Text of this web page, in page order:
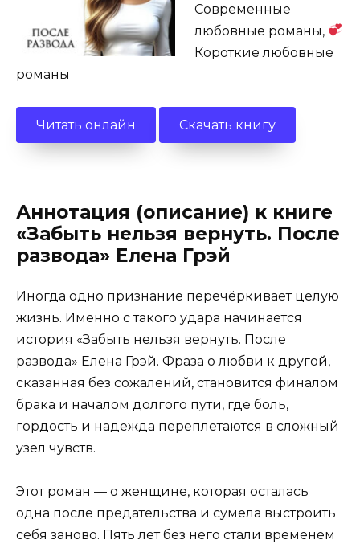
Современные
любовные романы,
Короткие любовные
романы
Читать онлайн Скачать книгу
Аннотация (описание) к книге
«Забыть нельзя вернуть. После
развода» Елена Грэй
Иногда одно признание перечёркивает целую
жизнь. Именно с такого удара начинается
история «Забыть нельзя вернуть. После
развода» Елена Грэй. Фраза о любви к другой,
сказанная без сожалений, становится финалом
брака и началом долгого пути, где боль,
гордость и надежда переплетаются в сложный
узел чувств.
Этот роман — о женщине, которая осталась
одна после предательства и сумела выстроить
себя заново. Пять лет без него стали временем